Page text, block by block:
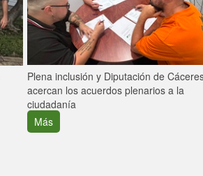
Plena inclusión y Diputación de
acercan los acuerdos plenarios a la
ciudadanía
Más